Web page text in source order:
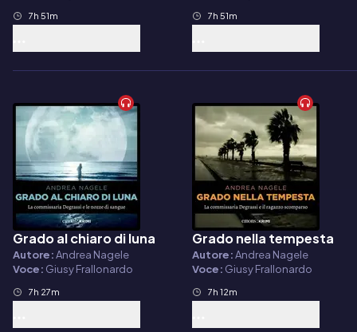
7h 51m 7h 51m
Audiolibro
Grado al chiaro di luna
Autore:Andrea Nagele
Voce: Giusy Frallonardo
7h 27m
Audiolibro
Grado nella tempesta
Autore:Andrea Nagele
Voce: Giusy Frallonardo
7h 12m